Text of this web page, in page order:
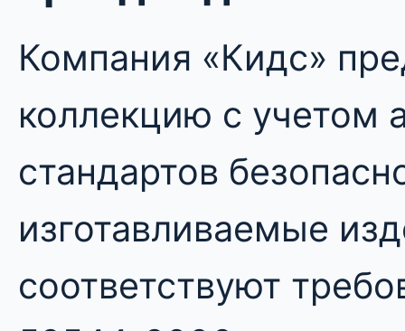
Компания «Кидс»
коллекцию с учетом
стандартов
изготавливаемые
соответствуют